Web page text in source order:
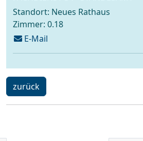
Standort: Neues Rathaus
Zimmer: 0.18
E-Mailschreiben
an
ein
Schritt
zurück